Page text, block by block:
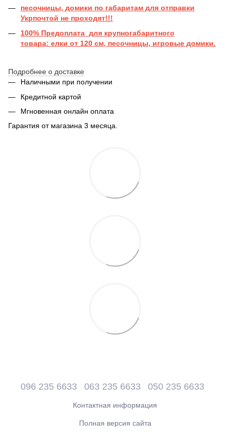
песочницы, домики по габаритам для отправки
Укрпочтой не проходят!!!
100% Предоплата для крупногабаритного
товара: елки от 120 см, песочницы, игровые домики.
Подробнее о доставке
Наличными при получении
Кредитной картой
Мгновенная онлайн оплата
Гарантия от магазина 3 месяца.
096 235 6633 063 235 6633 050 235 6633
Контактная информация
Полная версия сайта